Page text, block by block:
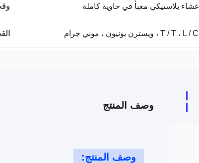
غشاء بلاستيكي معبأ في حاوية كاملة
T / T ، L / C ، ويسترن يونيون ، موني جرام
وصف المنتج
وصف المنتج: